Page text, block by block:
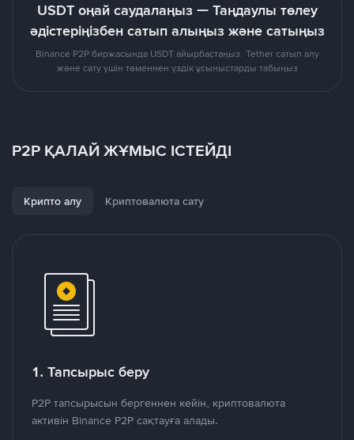
USDT оңай саудалаңыз — Таңдаулы төлеу
әдістеріңізбен сатып алыңыз және сатыңыз
Binance P2P биржасында USDT айырбастаңыз. Tether сатып алу
және сату үшін төменнен үздік ұсыныстарды табыңыз
P2P ҚАЛАЙ ЖҰМЫС ІСТЕЙДІ
Крипто алу Криптовалюта сату
1. Тапсырыс беру
P2P тапсырысын бергеннен кейін, криптовалюта
активін Binance P2P сақтауға алады.